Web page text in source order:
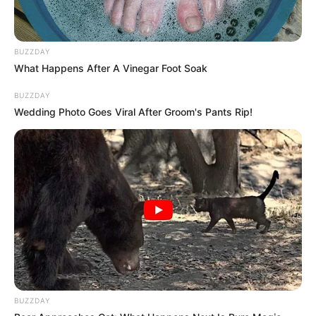
SHARE THIS Share it Tweet
Share it Pin it
PUBLICAÇÕES RELACIONADAS
Pernambuco
FAÇA O SEU COMENTÁRIO AQUI!
FALE CONOSCO
Nome
BUZZDAY
What Happens After A Vinegar Foot Soak
BUZZDAY
Wedding Photo Goes Viral After Groom's Pants Rip!
BUZZDAY